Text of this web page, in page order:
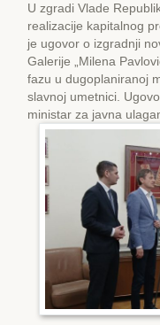
U zgradi Vlade
realizacije kapitalnog
je ugovor o izgradnji
Galerije „Milena
fazu u dugoplaniranoj
slavnoj umetnici.
ministar za javna